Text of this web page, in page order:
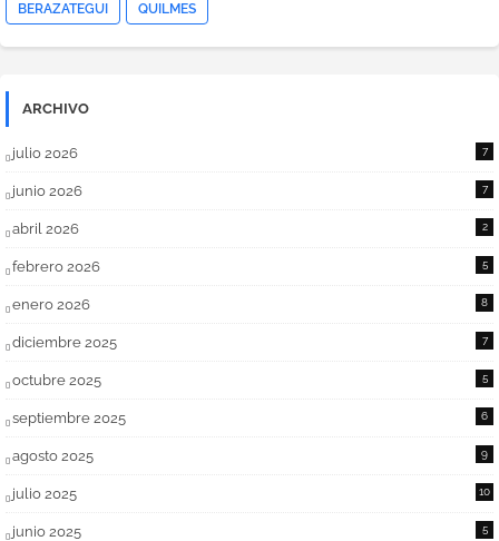
BERAZATEGUI QUILMES
ARCHIVO
julio 2026 7
junio 2026 7
abril 2026 2
febrero 2026 5
enero 2026 8
diciembre 2025 7
octubre 2025 5
septiembre 2025 6
agosto 2025 9
julio 2025 10
junio 2025 5